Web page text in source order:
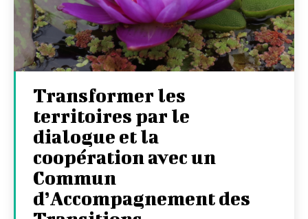
Transformer les
territoires par le
dialogue et la
coopération avec un
Commun
d’Accompagnement des